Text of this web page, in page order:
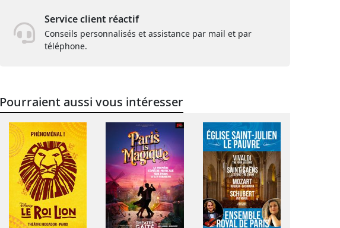
Service client réactif
Conseils personnalisés et assistance par mail et par
téléphone.
Pourraient aussi vous intéresser